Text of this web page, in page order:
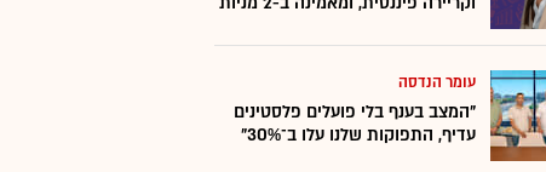
עומר הנדסה
"המצב בענף בלי פועלים פלסטינים
עדיף, התפוקות שלנו עלו ב־30%"